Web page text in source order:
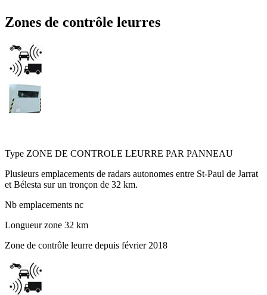
Zones de contrôle leurres
Type ZONE DE CONTROLE LEURRE PAR PANNEAU
Plusieurs emplacements de radars autonomes entre St-Paul de Jarrat
et Bélesta sur un tronçon de 32 km.
Nb emplacements nc
Longueur zone 32 km
Zone de contrôle leurre depuis février 2018